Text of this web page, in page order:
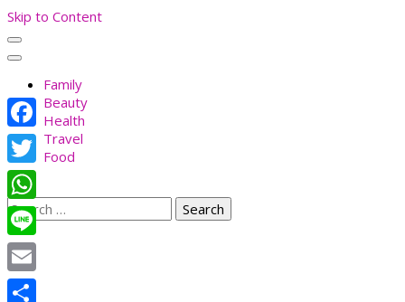
Skip to Content
Family
Beauty
Health
Travel
Food
Search
for:
Facebook
Twitter
WhatsApp
Line
Email